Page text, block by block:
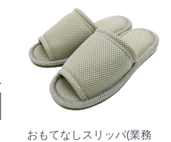
おもてなしスリッパ(業務